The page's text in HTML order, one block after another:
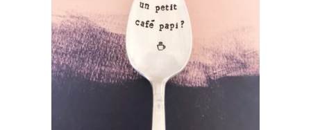
PETITE CUILLÈRE GRAVÉE VINTAGE : UN
PETIT CAFÉ PAPI?
AJOUTER AU PANIER